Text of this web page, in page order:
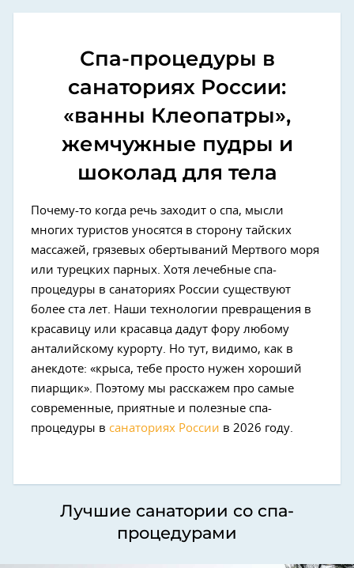
Спа-процедуры в
санаториях России:
«ванны Клеопатры»,
жемчужные пудры и
шоколад для тела
Почему-то когда речь заходит о спа, мысли
многих туристов уносятся в сторону тайских
массажей, грязевых обертываний Мертвого моря
или турецких парных. Хотя лечебные спа-
процедуры в санаториях России существуют
более ста лет. Наши технологии превращения в
красавицу или красавца дадут фору любому
анталийскому курорту. Но тут, видимо, как в
анекдоте: «крыса, тебе просто нужен хороший
пиарщик». Поэтому мы расскажем про самые
современные, приятные и полезные спа-
процедуры в санаториях России в 2026 году.
Лучшие санатории со спа-
процедурами